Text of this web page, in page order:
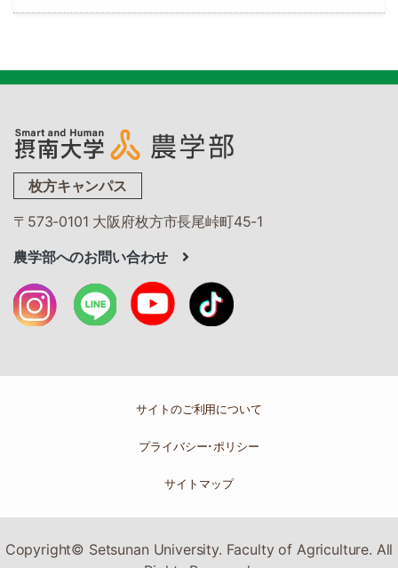
枚方キャンパス
〒573-0101 大阪府枚方市長尾峠町45-1
農学部へのお問い合わせ
サイトのご利用について
プライバシー･ポリシー
サイトマップ
Copyright© Setsunan University. Faculty of Agriculture. All